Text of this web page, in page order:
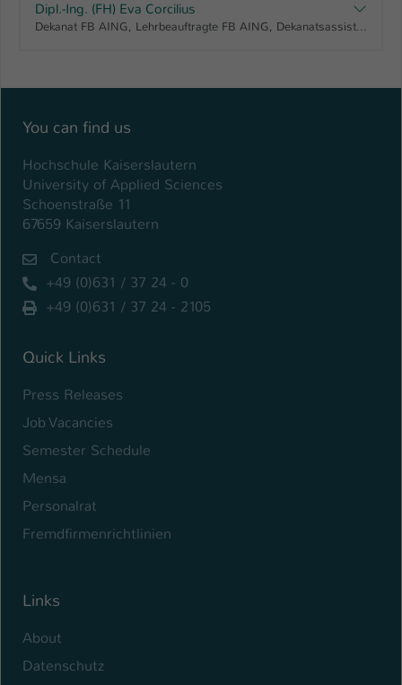
Dipl.-Ing. (FH) Eva Corcilius
Dekanat FB AING, Lehrbeauftragte FB AING, Dekanatsassistentin
You can find us
Hochschule Kaiserslautern
University of Applied Sciences
Schoenstraße 11
67659 Kaiserslautern
Contact
+49 (0)631 / 37 24 - 0
+49 (0)631 / 37 24 - 2105
Quick Links
Press Releases
Job Vacancies
Semester Schedule
Mensa
Personalrat
Fremdfirmenrichtlinien
Links
About
Datenschutz